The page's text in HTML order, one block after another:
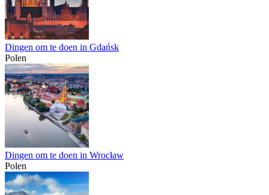
Dingen om te doen in Gdańsk
Polen
Dingen om te doen in Wrocław
Polen